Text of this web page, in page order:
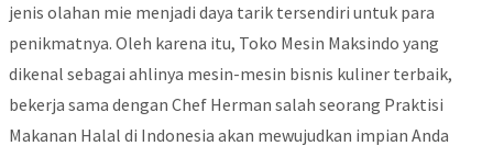
jenis olahan mie menjadi daya tarik tersendiri untuk para
penikmatnya. Oleh karena itu, Toko Mesin Maksindo yang
dikenal sebagai ahlinya mesin-mesin bisnis kuliner terbaik,
bekerja sama dengan Chef Herman salah seorang Praktisi
Makanan Halal di Indonesia akan mewujudkan impian Anda